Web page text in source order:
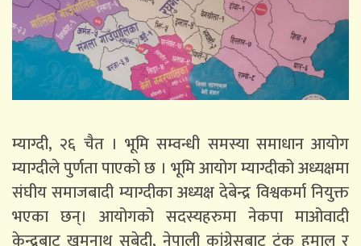
म्याग्दी, २६ चैत । भूमि सम्वन्धी समस्या समाधान आयोग
म्याग्दीले पुर्णता पाएको छ । भूमि आयोग म्याग्दीको अध्यक्षमा
संघीय समाजबादी म्याग्दीका अध्यक्ष देबेन्द्र विश्वकर्मा नियुक्त
भएका छन्। आयोगको सदस्यहरुमा नेकपा माओवादी